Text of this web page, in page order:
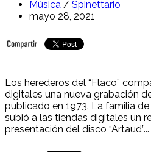
Música / Spinettario
mayo 28, 2021
Los herederos del “Flaco”
digitales una nueva grabación
publicado en 1973. La familia
subió a las tiendas digitales un
presentación del disco “Artaud”...